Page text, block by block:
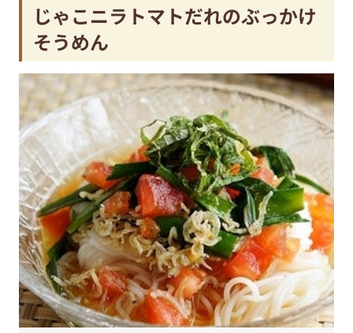
じゃこニラトマトだれのぶっかけ
そうめん